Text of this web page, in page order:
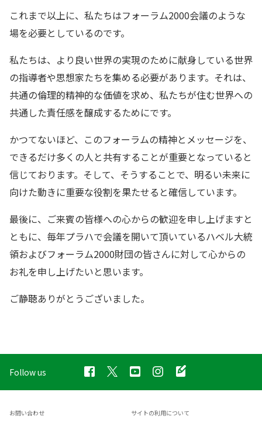
これまで以上に、私たちはフォーラム2000会議のような
場を必要としているのです。
私たちは、より良い世界の実現のために献身している世界
の指導者や思想家たちを集める必要があります。それは、
共通の倫理的精神的な価値を求め、私たちが住む世界への
共通した責任感を醸成するためにです。
かつてないほど、このフォーラムの精神とメッセージを、
できるだけ多くの人と共有することが重要となっていると
信じております。そして、そうすることで、明るい未来に
向けた動きに重要な役割を果たせると確信しています。
最後に、ご来賓の皆様への心からの歓迎を申し上げますと
ともに、毎年プラハで会議を開いて頂いているハベル大統
領およびフォーラム2000財団の皆さんに対して心からの
お礼を申し上げたいと思います。
ご静聴ありがとうございました。
Follow us
お問い合わせ サイトの利用について